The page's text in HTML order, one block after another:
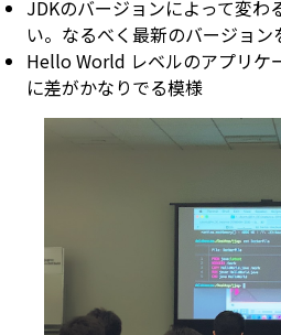
JDKのバージョンによって変わ
い。なるべく最新のバージョン
Hello World レベルのアプリケ
に差がかなりでる模様